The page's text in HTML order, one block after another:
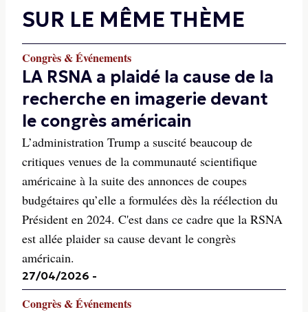
SUR LE MÊME THÈME
Congrès & Événements
LA RSNA a plaidé la cause de la
recherche en imagerie devant
le congrès américain
L’administration Trump a suscité beaucoup de
critiques venues de la communauté scientifique
américaine à la suite des annonces de coupes
budgétaires qu’elle a formulées dès la réélection du
Président en 2024. C'est dans ce cadre que la RSNA
est allée plaider sa cause devant le congrès
américain.
27/04/2026 -
Congrès & Événements